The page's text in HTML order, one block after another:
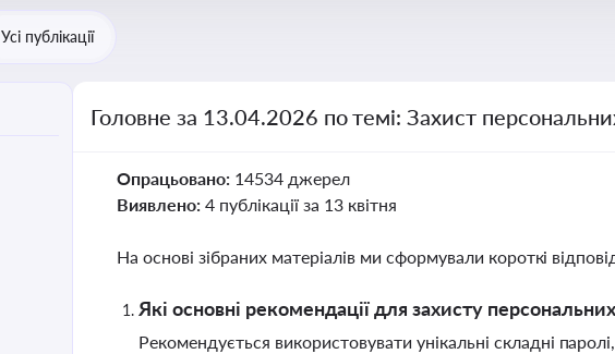
Усі публікації
Головне за 13.04.2026 по темі: Захист
Опрацьовано: 14534 джерел
Виявлено: 4 публікації за 13 квітня
На основі зібраних матеріалів ми сформували короткі
Які основні рекомендації для захисту
Рекомендується використовувати унікальні складні